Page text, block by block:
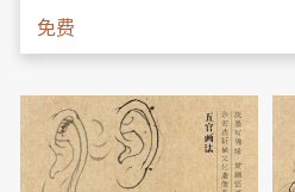
免费